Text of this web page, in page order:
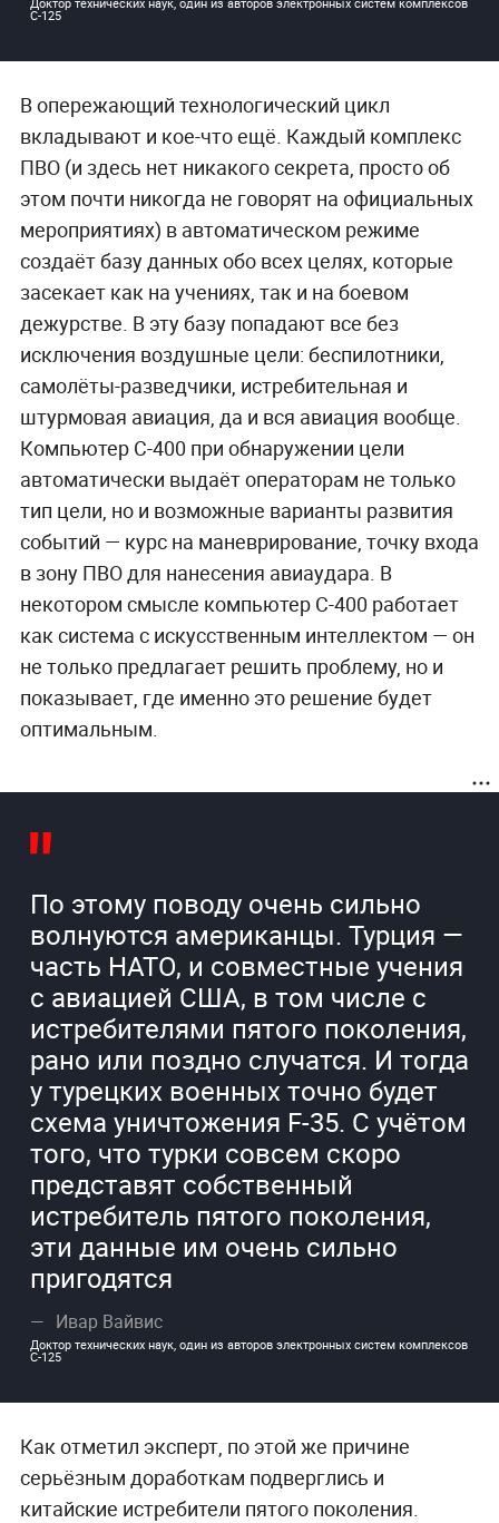
С-125
В опережающий технологический цикл
вкладывают и кое-что ещё. Каждый комплекс
ПВО (и здесь нет никакого секрета, просто об
этом почти никогда не говорят на официальных
мероприятиях) в автоматическом режиме
создаёт базу данных обо всех целях, которые
засекает как на учениях, так и на боевом
дежурстве. В эту базу попадают все без
исключения воздушные цели: беспилотники,
самолёты-разведчики, истребительная и
штурмовая авиация, да и вся авиация вообще.
Компьютер С-400 при обнаружении цели
автоматически выдаёт операторам не только
тип цели, но и возможные варианты развития
событий — курс на маневрирование, точку входа
в зону ПВО для нанесения авиаудара. В
некотором смысле компьютер С-400 работает
как система с искусственным интеллектом — он
не только предлагает решить проблему, но и
показывает, где именно это решение будет
оптимальным.
По этому поводу очень сильно
волнуются американцы. Турция —
часть НАТО, и совместные учения
с авиацией США, в том числе с
истребителями пятого поколения,
рано или поздно случатся. И тогда
у турецких военных точно будет
схема уничтожения F-35. С учётом
того, что турки совсем скоро
представят собственный
истребитель пятого поколения,
эти данные им очень сильно
пригодятся
Ивар Вайвис
Доктор технических наук, один из авторов электронных систем комплексов
С-125
Как отметил эксперт, по этой же причине
серьёзным доработкам подверглись и
китайские истребители пятого поколения.